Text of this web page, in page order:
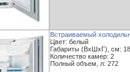
Встраиваемый
Цвет: белый
Габариты (ВxШxГ), см:
Количество камер: 2
Полный объем, л: 272